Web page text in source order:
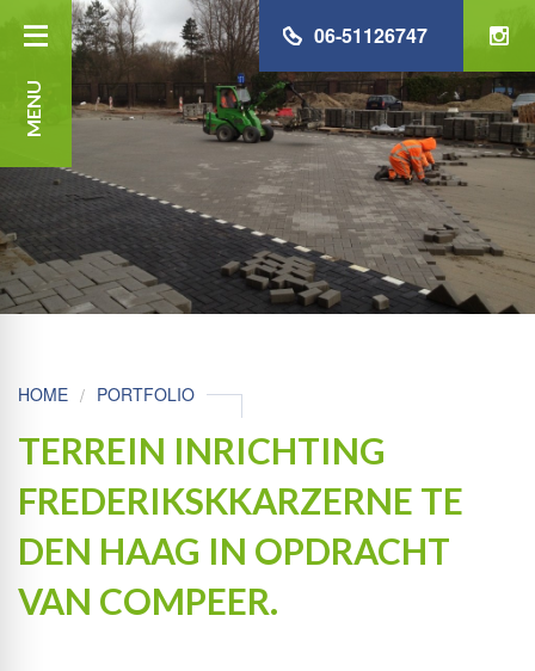
MENU
06-51126747
HOME PORTFOLIO
TERREIN INRICHTING
FREDERIKSKKARZERNE TE
DEN HAAG IN OPDRACHT
VAN COMPEER.